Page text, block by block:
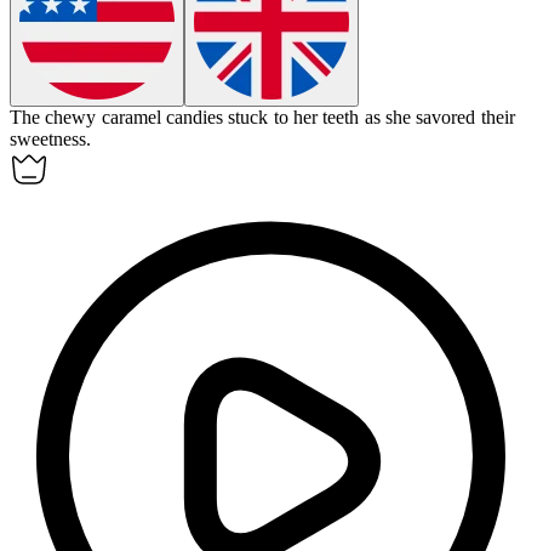
Thechewy caramel candies stuck to her teeth as she savored their
sweetness.